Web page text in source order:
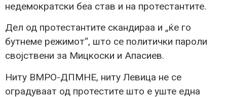
недемократски беа став и на протестантите.
Дел од протестантите скандираа и „ќе го
бутнеме режимот“, што се политички пароли
својствени за Мицкоски и Апасиев.
Ниту ВМРО-ДПМНЕ, ниту Левица не се
оградуваат од протестите што е уште една